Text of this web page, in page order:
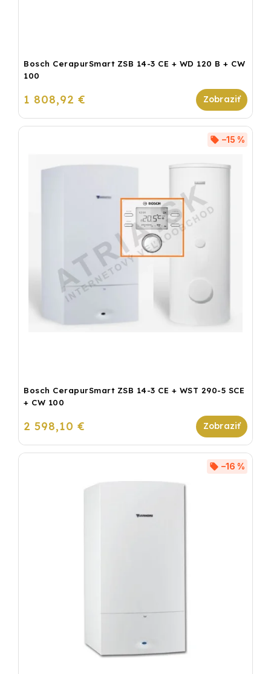
Bosch CerapurSmart ZSB 14-3 CE + WD 120 B + CW
100
1 808,92 €
Bosch CerapurSmart ZSB 14-3 CE + WST 290-5 SCE
+ CW 100
–15 %
2 598,10 €
–16 %